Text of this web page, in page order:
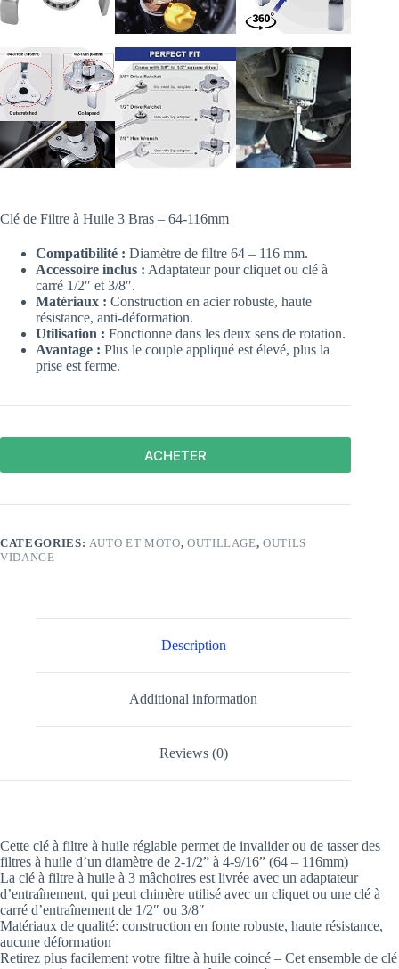
Clé de Filtre à Huile 3 Bras – 64-116mm
Compatibilité : Diamètre de filtre 64 – 116 mm.
Accessoire inclus : Adaptateur pour cliquet ou clé à
carré 1/2″ et 3/8″.
Matériaux : Construction en acier robuste, haute
résistance, anti-déformation.
Utilisation : Fonctionne dans les deux sens de rotation.
Avantage : Plus le couple appliqué est élevé, plus la
prise est ferme.
ACHETER
CATEGORIES: AUTO ET MOTO, OUTILLAGE,OUTILS
VIDANGE
Description
Additional information
Reviews (0)
Cette clé à filtre à huile réglable permet de invalider ou de tasser des
filtres à huile d’un diamètre de 2-1/2” à 4-9/16” (64 – 116mm)
La clé à filtre à huile à 3 mâchoires est livrée avec un adaptateur
d’entraînement, qui peut chimère utilisé avec un cliquet ou une clé à
carré d’entraînement de 1/2″ ou 3/8″
Matériaux de qualité: construction en fonte robuste, haute résistance,
aucune déformation
Retirez plus facilement votre filtre à huile coincé – Cet ensemble de clé